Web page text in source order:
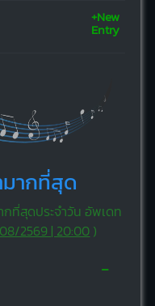
+New
Entry
ากที่สุด
ที่สุดประจำวัน อัพเดท
2569 | 20:00 )
-